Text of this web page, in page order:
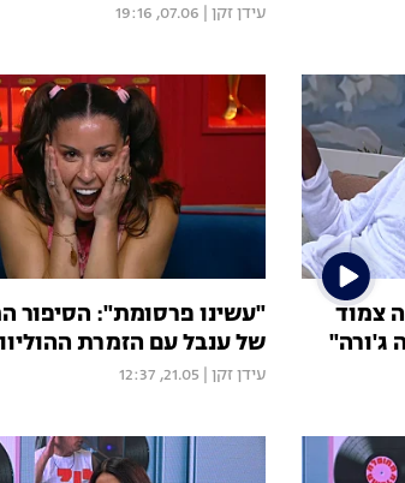
עידן זקן 07.06, 19:16
צמוד
ג'ורה"
"עשינו פרסומת": הסיפור
של ענבל עם הזמרת
עידן זקן 21.05, 12:37